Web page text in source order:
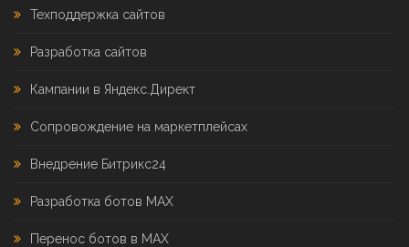
Техподдержка сайтов
Разработка сайтов
Кампании в Яндекс.Директ
Сопровождение на маркетплейсах
Внедрение Битрикс24
Разработка ботов MAX
Перенос ботов в MAX